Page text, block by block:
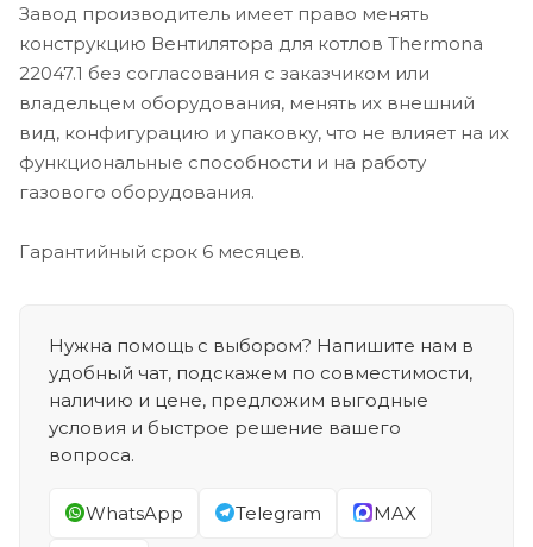
Завод производитель имеет право менять
конструкцию Вентилятора для котлов Thermona
22047.1 без согласования с заказчиком или
владельцем оборудования, менять их внешний
вид, конфигурацию и упаковку, что не влияет на их
функциональные способности и на работу
газового оборудования.
Гарантийный срок 6 месяцев.
Нужна помощь с выбором? Напишите нам в
удобный чат, подскажем по совместимости,
наличию и цене, предложим выгодные
условия и быстрое решение вашего
вопроса.
WhatsApp Telegram MAX